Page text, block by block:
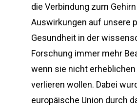
die Verbindung zum
Auswirkungen auf unsere
Gesundheit in der
Forschung immer mehr
wenn sie nicht
verlieren wollen. Dabei
europäische Union durch